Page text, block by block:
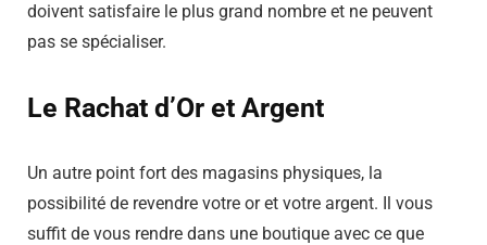
doivent satisfaire le plus grand nombre et ne peuvent
pas se spécialiser.
Le Rachat d’Or et Argent
Un autre point fort des magasins physiques, la
possibilité de revendre votre or et votre argent. Il vous
suffit de vous rendre dans une boutique avec ce que